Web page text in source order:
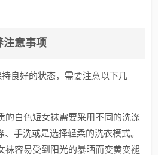
注意事项
良好的状态，需要注意以下几
的白色短女袜需要采用不同的洗涤
手洗或是选择轻柔的洗衣模式。
袜容易受到阳光的暴晒而变黄变褪